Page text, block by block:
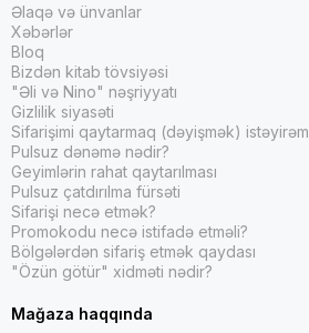
Əlaqə və ünvanlar
Xəbərlər
Bloq
Bizdən kitab tövsiyəsi
"Əli və Nino" nəşriyyatı
Gizlilik siyasəti
Sifarişimi qaytarmaq (dəyişmək) istəyirəm
Pulsuz dənəmə nədir?
Geyimlərin rahat qaytarılması
Pulsuz çatdırılma fürsəti
Sifarişi necə etmək?
Promokodu necə istifadə etməli?
Bölgələrdən sifariş etmək qaydası
"Özün götür" xidməti nədir?
Mağaza haqqında